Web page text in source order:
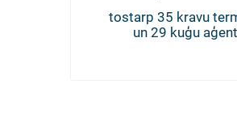
tostarp 35 kravu
un 29 kuģu